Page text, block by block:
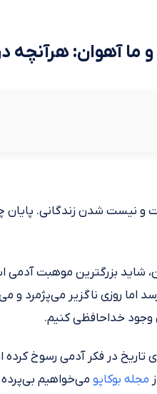
آهوان: هرآنچه
و نیست شدن زندگانی. پایان
شاید بزرگترین موهبت آدمی
اما روزی ناگزیر می‌پژمرد و
وجود خداحافظی کنیم.
تاریخ در فکر آدمی رسوخ
مجله بوکاپو می‌خواهیم